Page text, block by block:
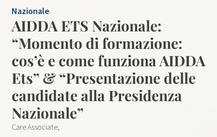
Nazionale
AIDDA ETS Nazionale:
“Momento di formazione:
cos’è e come funziona AIDDA
Ets” & “Presentazione delle
candidate alla Presidenza
Nazionale”
Care Associate,